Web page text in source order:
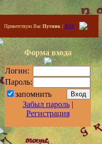
Приветствую Вас Путник | RSS
Форма входа
Логин:
Пароль:
запомнить
Забыл пароль|
Регистрация